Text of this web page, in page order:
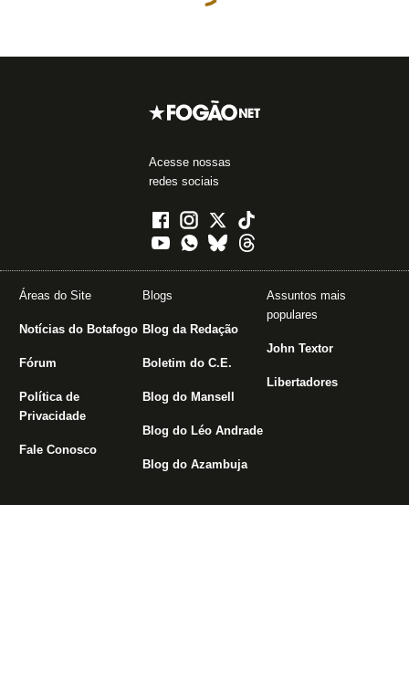
Acesse nossas
redes sociais
Áreas do Site
Notícias do Botafogo
Fórum
Política de
Privacidade
Fale Conosco
Blogs
Blog da Redação
Boletim do C.E.
Blog do Mansell
Blog do Léo Andrade
Blog do Azambuja
Assuntos mais
populares
John Textor
Libertadores